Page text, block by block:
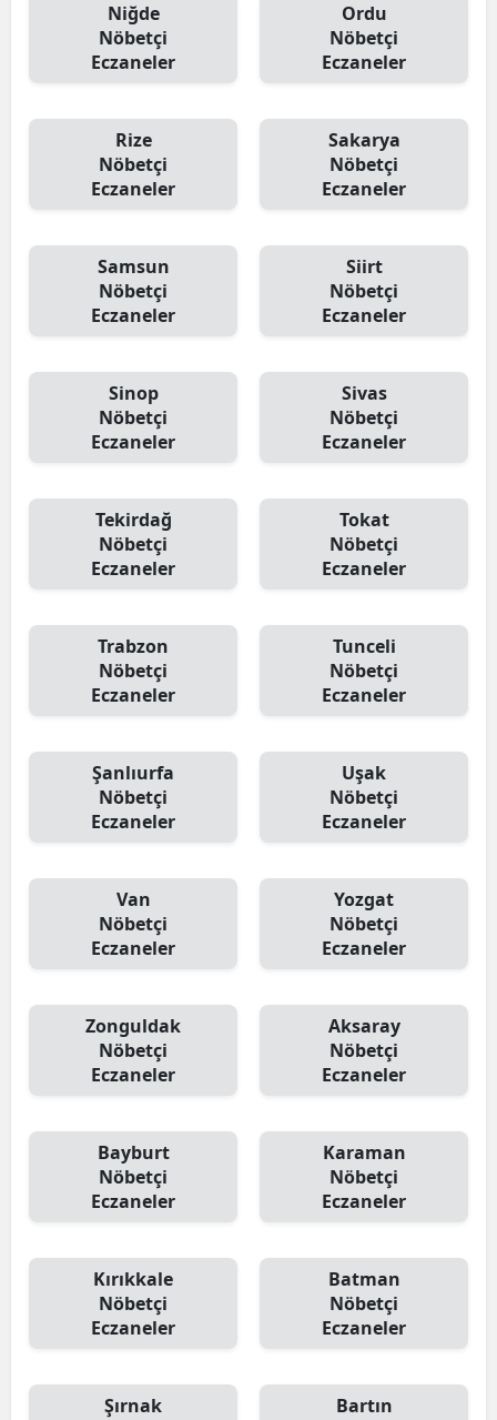
Niğde
Nöbetçi
Eczaneler
Ordu
Nöbetçi
Eczaneler
Rize
Nöbetçi
Eczaneler
Sakarya
Nöbetçi
Eczaneler
Samsun
Nöbetçi
Eczaneler
Siirt
Nöbetçi
Eczaneler
Sinop
Nöbetçi
Eczaneler
Sivas
Nöbetçi
Eczaneler
Tekirdağ
Nöbetçi
Eczaneler
Tokat
Nöbetçi
Eczaneler
Trabzon
Nöbetçi
Eczaneler
Tunceli
Nöbetçi
Eczaneler
Şanlıurfa
Nöbetçi
Eczaneler
Uşak
Nöbetçi
Eczaneler
Van
Nöbetçi
Eczaneler
Yozgat
Nöbetçi
Eczaneler
Zonguldak
Nöbetçi
Eczaneler
Aksaray
Nöbetçi
Eczaneler
Bayburt
Nöbetçi
Eczaneler
Karaman
Nöbetçi
Eczaneler
Kırıkkale
Nöbetçi
Eczaneler
Batman
Nöbetçi
Eczaneler
Şırnak
Bartın